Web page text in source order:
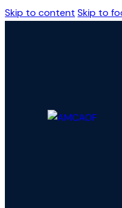
Skip to content Skip to